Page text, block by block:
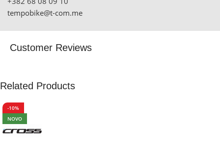
tempobike@t-com.me
Customer Reviews
Related Products
-10%
NOVO